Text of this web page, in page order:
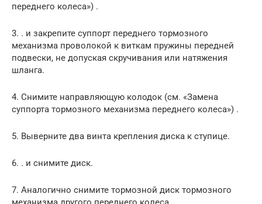
переднего колеса») .
3. . и закрепите суппорт переднего тор­мозного
механизма проволокой к виткам пру­жины передней
подвески, не допуская скручивания или натяжения
шланга.
4. Снимите направляющую колодок (см. «Замена
суппорта тормозного механизма переднего колеса») .
5. Выверните два винта крепления диска к ступице.
6. . и снимите диск.
7. Аналогично снимите тормозной диск тормозного